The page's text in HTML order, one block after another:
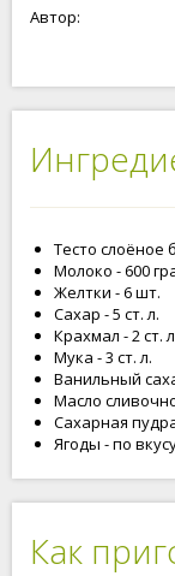
Автор:
Тесто слоёное
Молоко - 600
Желтки - 6 шт.
Сахар - 5 ст. л.
Крахмал - 2 ст.
Мука - 3 ст. л.
Ванильный
Масло
Сахарная
Ягоды - по
Как